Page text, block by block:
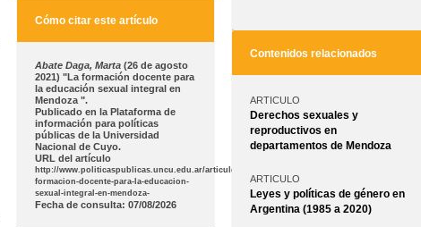
Cómo citar este artículo
Abate Daga, Marta (26 de agosto
2021) "La formación docente para
la educación sexual integral en
Mendoza ".
Publicado en la Plataforma de
información para políticas
públicas de la Universidad
Nacional de Cuyo.
URL del artículo
http://www.politicaspublicas.uncu.edu.ar/articulos/index/la-
formacion-docente-para-la-educacion-
sexual-integral-en-mendoza-
Fecha de consulta: 07/08/2026
Contenidos relacionados
ARTICULO
Derechos sexuales y
reproductivos en
departamentos de Mendoza
ARTICULO
Leyes y políticas de género en
Argentina (1985 a 2020)